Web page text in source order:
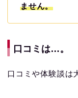
ません。
口コミは…。
口コミや体験談は